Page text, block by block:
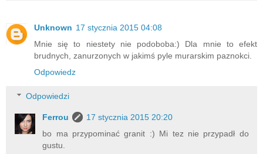
Unknown 17 stycznia 2015 04:08
Mnie się to niestety nie podoboba:) Dla mnie to efekt
brudnych, zanurzonych w jakimś pyle murarskim paznokci.
Odpowiedz
Odpowiedzi
Ferrou
17 stycznia 2015 20:20
bo ma przypominać granit :) Mi tez nie przypadł do
gustu.